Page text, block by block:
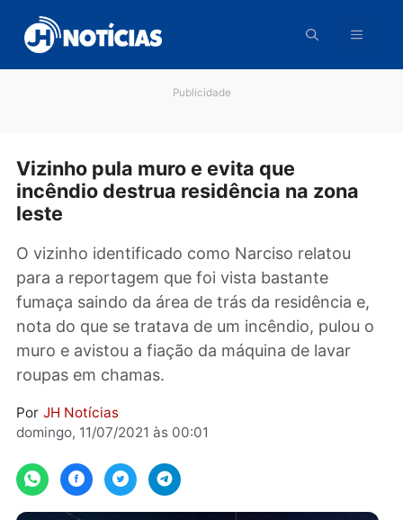
para
conteúdo
Vizinho pula muro e evita que
incêndio destrua residência na zona
O vizinho identificado como Narciso relatou
para a reportagem que foi vista bastante
fumaça saindo da área de trás da residência
nota do que se tratava de um incêndio,
muro e avistou a fiação da máquina de lavar
roupas em chamas.
domingo, 11/07/2021 às 00:01